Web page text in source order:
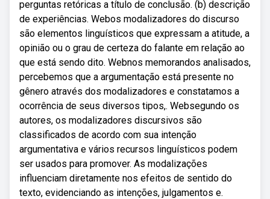
perguntas retóricas a título de conclusão. (b) descrição
de experiências. Webos modalizadores do discurso
são elementos linguísticos que expressam a atitude, a
opinião ou o grau de certeza do falante em relação ao
que está sendo dito. Webnos memorandos analisados,
percebemos que a argumentação está presente no
gênero através dos modalizadores e constatamos a
ocorrência de seus diversos tipos,. Websegundo os
autores, os modalizadores discursivos são
classificados de acordo com sua intenção
argumentativa e vários recursos linguísticos podem
ser usados para promover. As modalizações
influenciam diretamente nos efeitos de sentido do
texto, evidenciando as intenções, julgamentos e.